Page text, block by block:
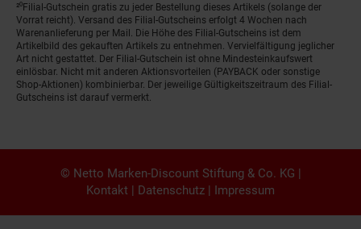
²⁰Filial-Gutschein gratis zu jeder Bestellung dieses Artikels (solange der
Vorrat reicht). Versand des Filial-Gutscheins erfolgt 4 Wochen nach
Warenanlieferung per Mail. Die Höhe des Filial-Gutscheins ist dem
Artikelbild des gekauften Artikels zu entnehmen. Vervielfältigung jeglicher
Art nicht gestattet. Der Filial-Gutschein ist ohne Mindesteinkaufswert
einlösbar. Nicht mit anderen Aktionsvorteilen (PAYBACK oder sonstige
Shop-Aktionen) kombinierbar. Der jeweilige Gültigkeitszeitraum des Filial-
Gutscheins ist darauf vermerkt.
© Netto Marken-Discount Stiftung & Co. KG |
Kontakt | Datenschutz | Impressum